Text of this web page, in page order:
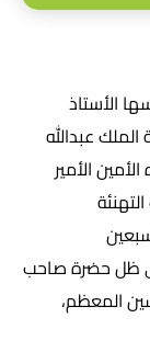
الأستاذ
عبدالله
الأمير
في ظل حضرة صاحب
المعظم،